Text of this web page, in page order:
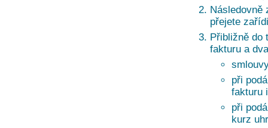
Následovně
přejete
Přibližně do
fakturu a
při
fakturu
při
kurz